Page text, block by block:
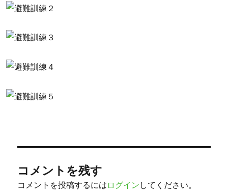
コメントを残す
コメントを投稿するには ログイン してください。